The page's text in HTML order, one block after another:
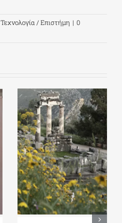
Τεχνολογία / Επιστήμη | 0